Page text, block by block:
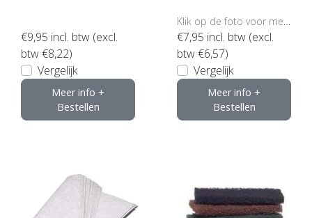
€9,95 incl. btw (excl.
btw €8,22)
Vergelijk
Meer info +
Bestellen
€7,95 incl. btw (excl.
btw €6,57)
Vergelijk
Meer info +
Bestellen